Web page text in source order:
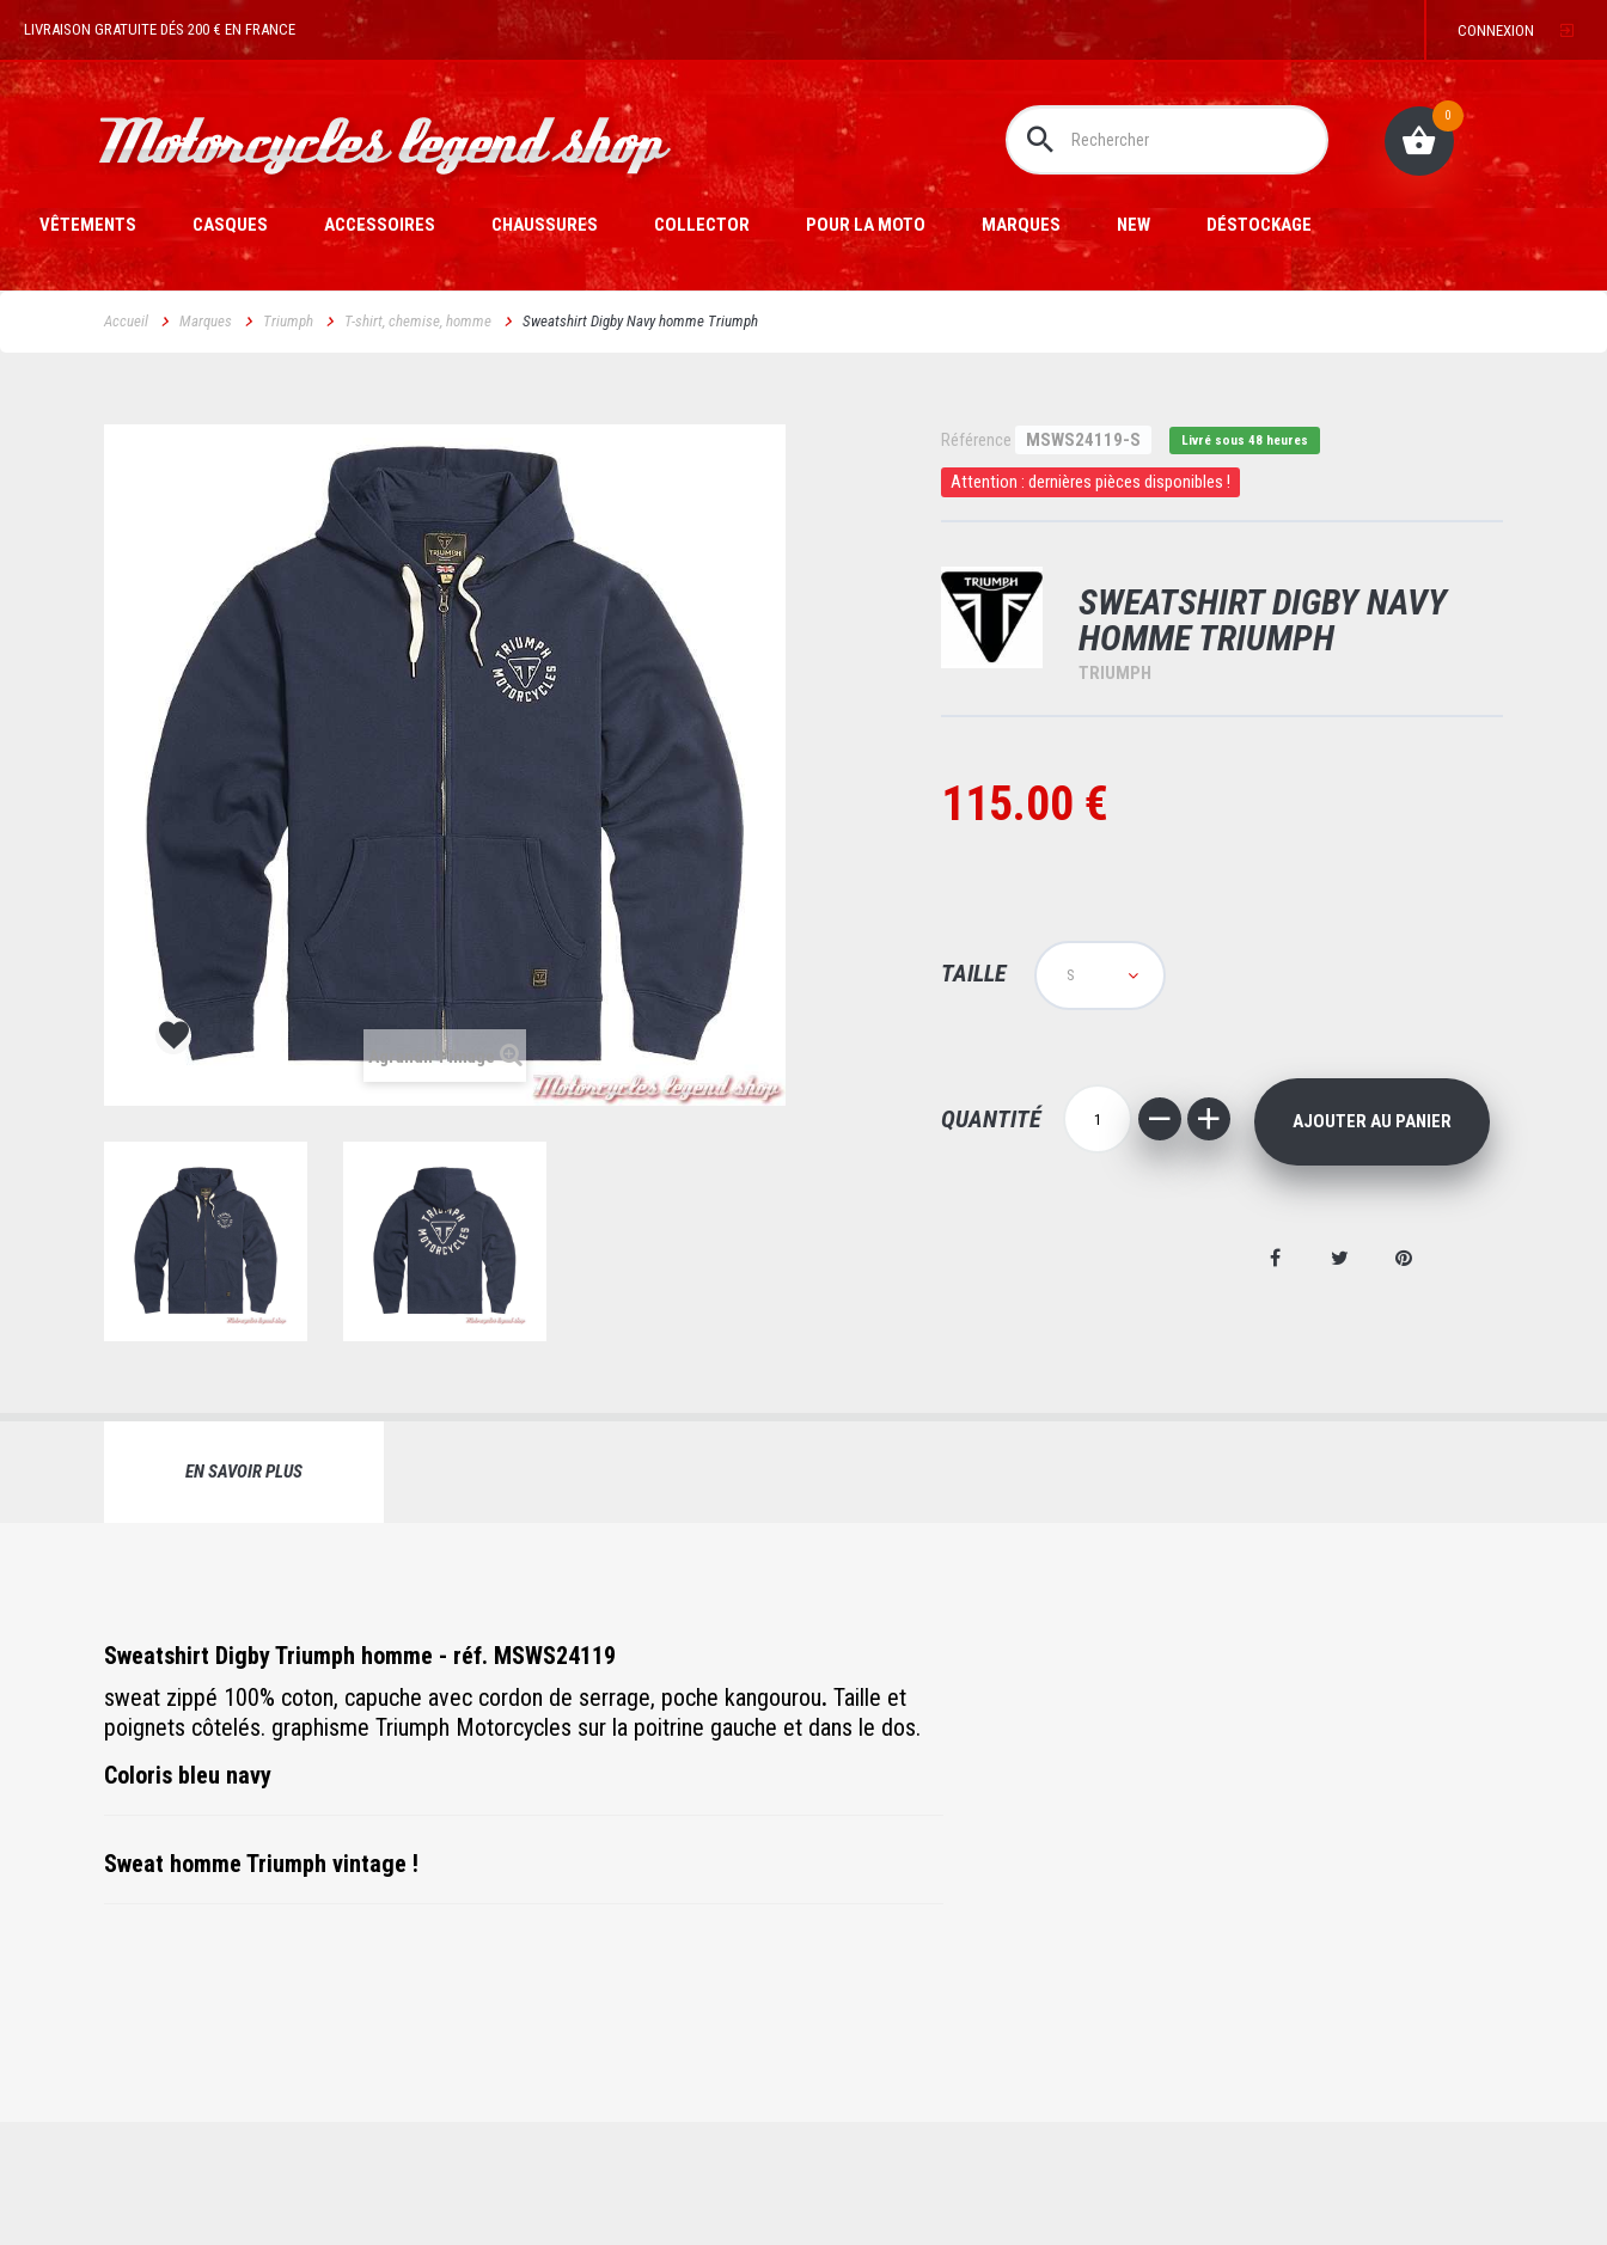
CONNEXION
LIVRAISON GRATUITE DÉS 200 € EN FRANCE
0
VÊTEMENTS CASQUES ACCESSOIRES CHAUSSURES COLLECTOR POUR LA MOTO MARQUES NEW DÉSTOCKAGE
Accueil Marques Triumph T-shirt, chemise, homme Sweatshirt Digby Navy homme Triumph
Agrandir l'image
Référence MSWS24119-S Livré sous 48 heures
Attention : dernières pièces disponibles !
SWEATSHIRT DIGBY NAVY
HOMME TRIUMPH
TRIUMPH
115.00 €
TAILLE S
QUANTITÉ AJOUTER AU PANIER
EN SAVOIR PLUS
Sweatshirt Digby Triumph homme - réf. MSWS24119
sweat zippé 100% coton, capuche avec cordon de serrage, poche kangourou. Taille et
poignets côtelés. graphisme Triumph Motorcycles sur la poitrine gauche et dans le dos.
Coloris bleu navy
Sweat homme Triumph vintage !